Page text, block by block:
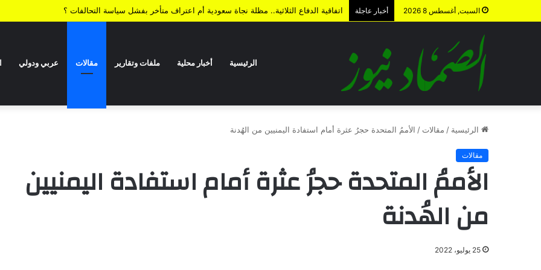
السبت, أغسطس 8 2026 أخبار عاجلة الردع الاستباقي .. كيف أعادت الضربة النوعية رسم معادلات المواجهة وأجهضت التحشيدات السعودية قبل
الرئيسية أخبار محلية ملفات وتقارير مقالات عربي ودولي
الرئيسية / مقالات / الأممُ المتحدة حجرُ عثرة أمام استفادة اليمنيين من الهُدنة
مقالات
الأممُ المتحدة حجرُ عثرة أمام استفادة اليمنيين
من الهُدنة
25 يوليو، 2022